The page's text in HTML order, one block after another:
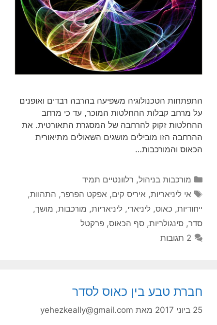
התפתחות הטכנולוגיה משפיעה בהרבה רבדים ואופנים
על מרחב קבלות ההחלטות המוכר, עד כי מרחב
ההחלטות זקוק להרחבה של המסגרת התאורטית. את
ההרחבה הזו מובילים מושגים השאולים מתיאורית
הכאוס והמורכבות…
קטגוריות
מורכבות בניהול, רלוונטיים תמיד
תגיות
אי ליניאריות, איריס קים, אפקט הפרפר, התהוות,
ייחודיות, כאוס, ליניארי, ליניאריות, מורכבות, מושך,
סדר, סינגולריות, סף הכאוס, פרקטל
2 תגובות
חברת טבע בין כאוס לסדר
25 ביוני 2017 מאת yehezkeally@gmail.com